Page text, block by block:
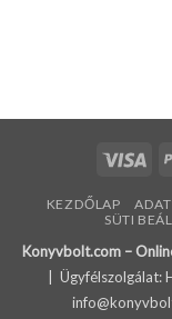
KEZDŐLAP
SÜTI
Konyvbolt.com –
| Ügyfélszolgálat: